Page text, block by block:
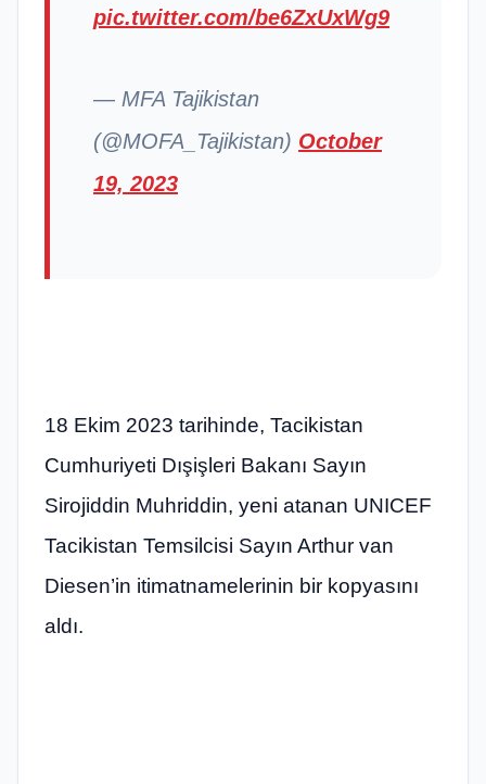
pic.twitter.com/be6ZxUxWg9
— MFA Tajikistan
(@MOFA_Tajikistan) October
19, 2023
18 Ekim 2023 tarihinde, Tacikistan
Cumhuriyeti Dışişleri Bakanı Sayın
Sirojiddin Muhriddin, yeni atanan UNICEF
Tacikistan Temsilcisi Sayın Arthur van
Diesen’in itimatnamelerinin bir kopyasını
aldı.